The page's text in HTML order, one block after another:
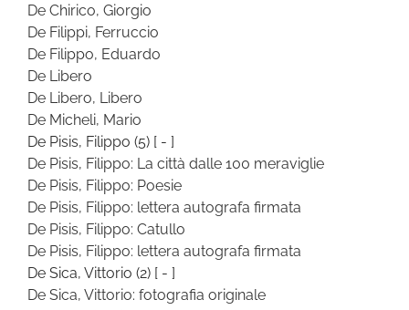
De Chirico, Giorgio
De Filippi, Ferruccio
De Filippo, Eduardo
De Libero
De Libero, Libero
De Micheli, Mario
De Pisis, Filippo (5) [ - ]
De Pisis, Filippo: La città dalle 100 meraviglie
De Pisis, Filippo: Poesie
De Pisis, Filippo: lettera autografa firmata
De Pisis, Filippo: Catullo
De Pisis, Filippo: lettera autografa firmata
De Sica, Vittorio (2) [ - ]
De Sica, Vittorio: fotografia originale